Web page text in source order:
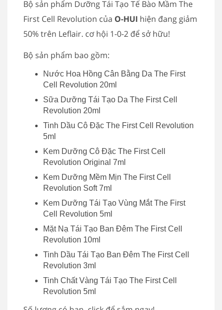
Bộ sản phẩm Dưỡng Tái Tạo Tế Bào Mầm The
First Cell Revolution của O-HUI hiện đang giảm
50% trên Leflair. cơ hội 1-0-2 để sở hữu!
Bộ sản phẩm bao gồm:
Nước Hoa Hồng Cân Bằng Da The First
Cell Revolution 20ml
Sữa Dưỡng Tái Tạo Da The First Cell
Revolution 20ml
Tinh Dầu Cô Đặc The First Cell Revolution
5ml
Kem Dưỡng Cô Đặc The First Cell
Revolution Original 7ml
Kem Dưỡng Mềm Mịn The First Cell
Revolution Soft 7ml
Kem Dưỡng Tái Tạo Vùng Mắt The First
Cell Revolution 5ml
Mặt Nạ Tái Tạo Ban Đêm The First Cell
Revolution 10ml
Tinh Dầu Tái Tạo Ban Đêm The First Cell
Revolution 3ml
Tinh Chất Vàng Tái Tạo The First Cell
Revolution 5ml